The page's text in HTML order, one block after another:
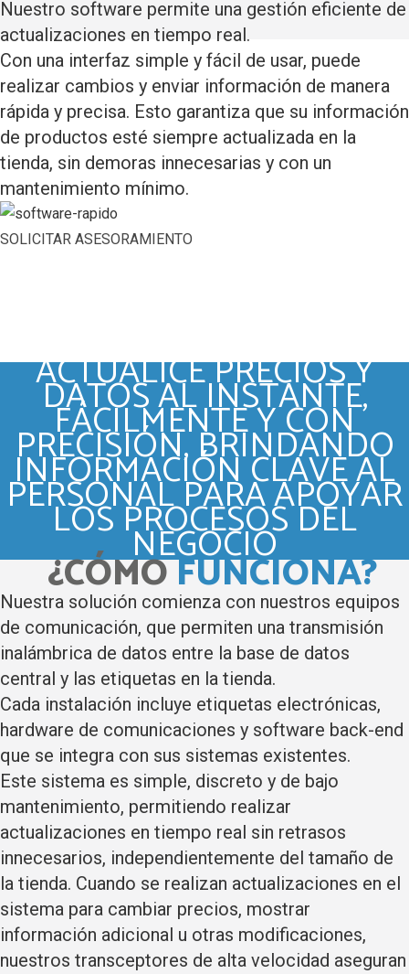
Nuestro software permite una gestión eficiente de
actualizaciones en tiempo real.
Con una interfaz simple y fácil de usar, puede
realizar cambios y enviar información de manera
rápida y precisa. Esto garantiza que su información
de productos esté siempre actualizada en la
tienda, sin demoras innecesarias y con un
mantenimiento mínimo.
SOLICITAR ASESORAMIENTO
ACTUALICE PRECIOS Y
DATOS AL INSTANTE,
FÁCILMENTE Y CON
PRECISIÓN, BRINDANDO
INFORMACIÓN CLAVE AL
PERSONAL PARA APOYAR
LOS PROCESOS DEL
NEGOCIO
¿CÓMOFUNCIONA?
Nuestra solución comienza con nuestros equipos
de comunicación, que permiten una transmisión
inalámbrica de datos entre la base de datos
central y las etiquetas en la tienda.
Cada instalación incluye etiquetas electrónicas,
hardware de comunicaciones y software back-end
que se integra con sus sistemas existentes.
Este sistema es simple, discreto y de bajo
mantenimiento, permitiendo realizar
actualizaciones en tiempo real sin retrasos
innecesarios, independientemente del tamaño de
la tienda. Cuando se realizan actualizaciones en el
sistema para cambiar precios, mostrar
información adicional u otras modificaciones,
nuestros transceptores de alta velocidad aseguran